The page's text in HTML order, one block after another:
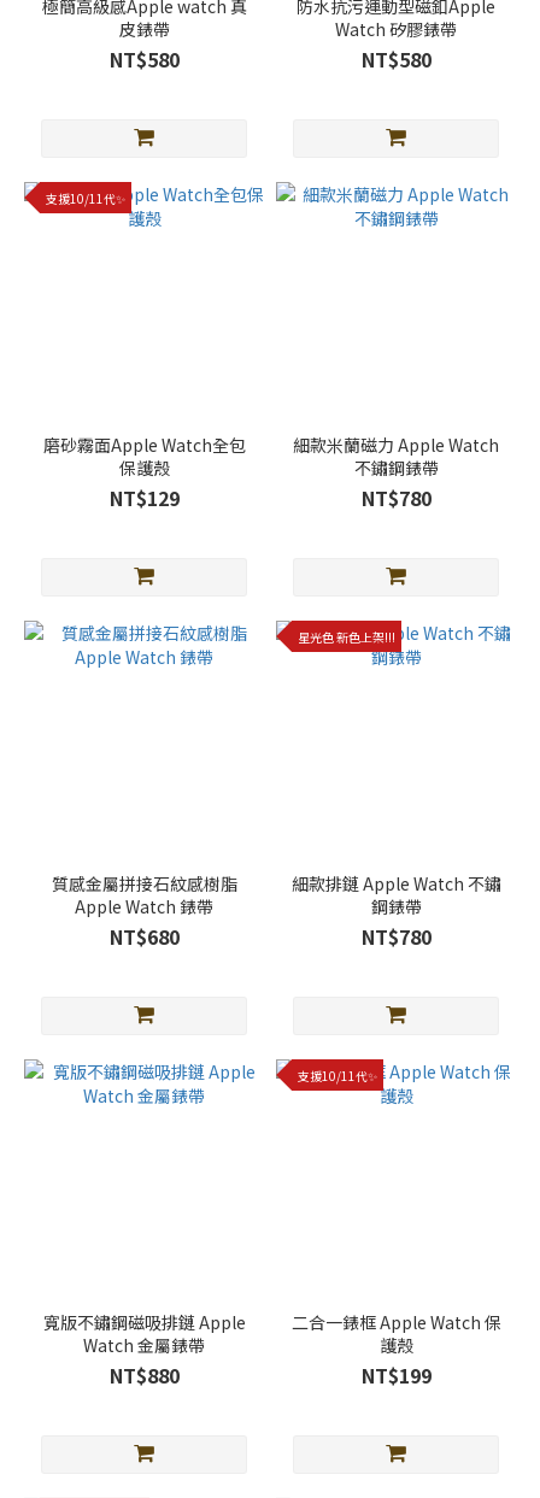
極簡高級感Apple watch 真
皮錶帶
NT$580
防水抗污運動型磁釦Apple
Watch 矽膠錶帶
NT$580
支援10/11代✨
磨砂霧面Apple Watch全包
保護殼
NT$129
細款米蘭磁力 Apple Watch
不鏽鋼錶帶
NT$780
質感金屬拼接石紋感樹脂
Apple Watch 錶帶
NT$680
星光色 新色上架!!!
細款排鏈 Apple Watch 不鏽
鋼錶帶
NT$780
寬版不鏽鋼磁吸排鏈 Apple
Watch 金屬錶帶
NT$880
支援10/11代✨
二合一錶框 Apple Watch 保
護殼
NT$199